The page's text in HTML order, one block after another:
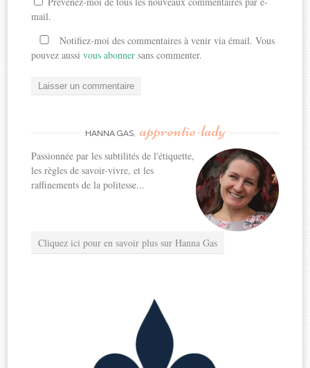
mail.
Notifiez-moi des commentaires à venir via émail. Vous
pouvez aussivous abonner sans commenter.
HANNA GAS, apprentie-lady
Passionnée par les subtilités de l'étiquette,
les règles de savoir-vivre, et les
raffinements de la politesse...
Cliquez ici pour en savoir plus sur Hanna Gas